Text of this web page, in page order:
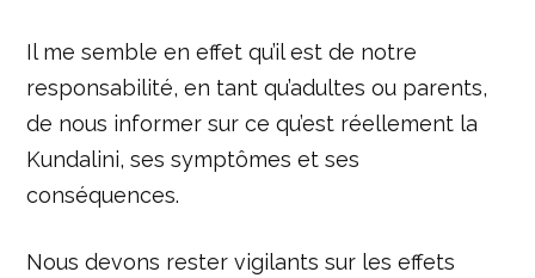
Il me semble en effet qu’il est de notre
responsabilité, en tant qu’adultes ou parents,
de nous informer sur ce qu’est réellement la
Kundalini, ses symptômes et ses
conséquences.
Nous devons rester vigilants sur les effets